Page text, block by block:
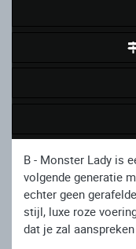
B - Monster Lady is
volgende generatie
echter geen
stijl, luxe roze
dat je zal